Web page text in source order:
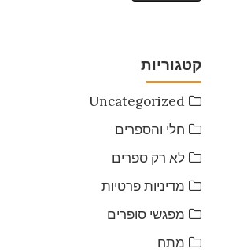
קטגוריות
Uncategorized
חלי והספרים
לא רק ספרים
מדיניות פרטיות
מפגשי סופרים
מתח